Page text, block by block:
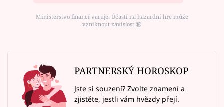
Ministerstvo financí varuje: Účastí na hazardní hře může
vzniknout závislost ⑱
PARTNERSKÝ HOROSKOP
Jste si souzení? Zvolte znamení a
zjistěte, jestli vám hvězdy přejí.